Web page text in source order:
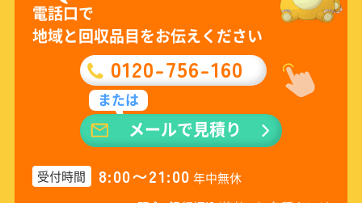
電話口で
地域と回収品目をお伝えください
0120-756-160
または
メールで見積り
受付時間 8:00〜21:00 年中無休